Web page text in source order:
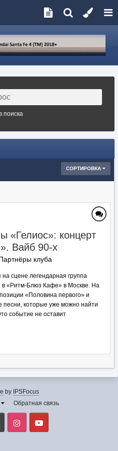
поиска
СОРТИРОВКА
«Гелиос»: концерт
Вайб 90-х
клуба
на сцене легендарная группа
в «Ритм-Блюз Кафе» в Москве. На
«Половина первого» и
песни, которые уже можно найти
событие не оставит
by IPSFocus
Обратная связь
VK Instagram